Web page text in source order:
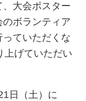
大会ポスター
ボランティア
ていただくな
上げていただい
日（土）に